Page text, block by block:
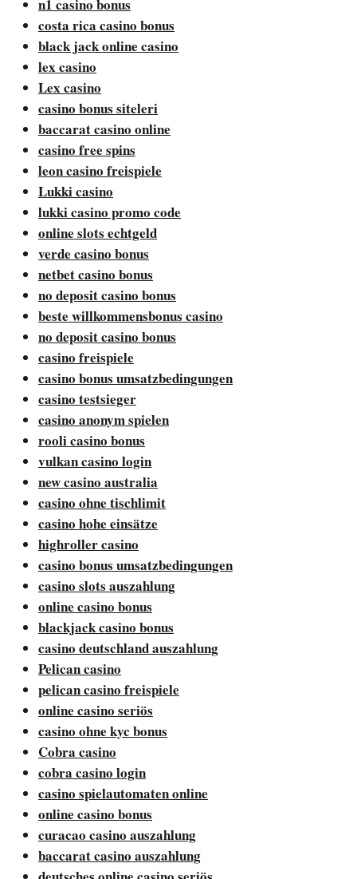
n1 casino bonus
costa rica casino bonus
black jack online casino
lex casino
Lex casino
casino bonus siteleri
baccarat casino online
casino free spins
leon casino freispiele
Lukki casino
lukki casino promo code
online slots echtgeld
verde casino bonus
netbet casino bonus
no deposit casino bonus
beste willkommensbonus casino
no deposit casino bonus
casino freispiele
casino bonus umsatzbedingungen
casino testsieger
casino anonym spielen
rooli casino bonus
vulkan casino login
new casino australia
casino ohne tischlimit
casino hohe einsätze
highroller casino
casino bonus umsatzbedingungen
casino slots auszahlung
online casino bonus
blackjack casino bonus
casino deutschland auszahlung
Pelican casino
pelican casino freispiele
online casino seriös
casino ohne kyc bonus
Cobra casino
cobra casino login
casino spielautomaten online
online casino bonus
curacao casino auszahlung
baccarat casino auszahlung